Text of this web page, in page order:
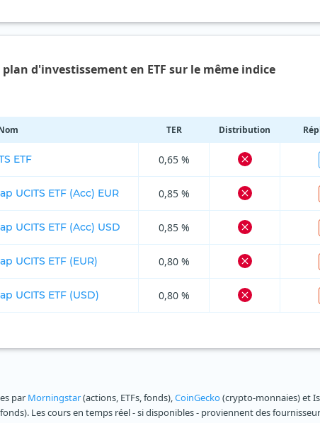
d'investissement en ETF sur le même indice
TER Distribution
ETF 0,65 %
UCITS ETF (Acc) EUR 0,85 %
UCITS ETF (Acc) USD 0,85 %
UCITS ETF (EUR) 0,80 %
UCITS ETF (USD) 0,80 %
par Morningstar(actions, ETFs, fonds),CoinGecko(crypto-monnaies) et
Les cours en temps réel - si disponibles - proviennent des